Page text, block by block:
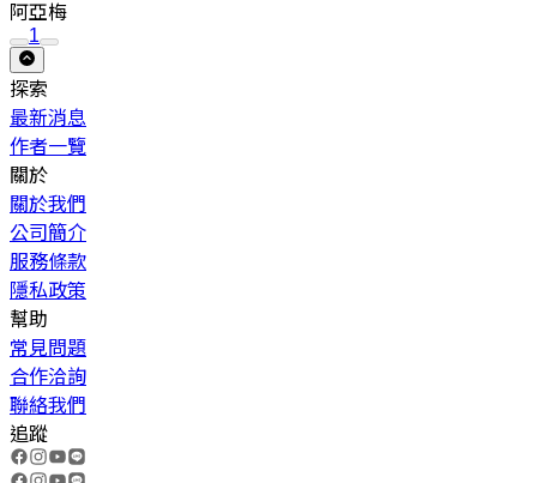
阿亞梅
1
探索
最新消息
作者一覽
關於
關於我們
公司簡介
服務條款
隱私政策
幫助
常見問題
合作洽詢
聯絡我們
追蹤